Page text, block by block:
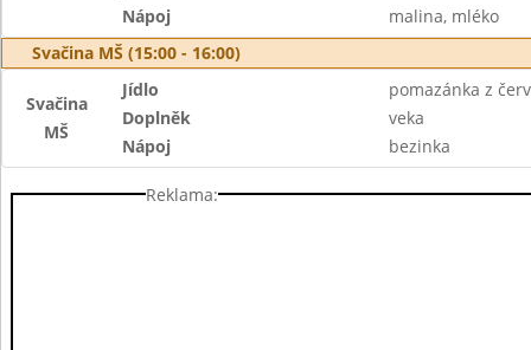
Nápoj
malina, mléko
Svačina MŠ (15:00 - 16:00)
Svačina
MŠ
Jídlo
pomazánka z
Doplněk
veka
Nápoj
bezinka
Reklama: